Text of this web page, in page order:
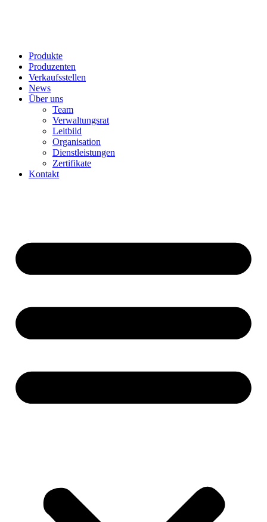
Produkte
Produzenten
Verkaufsstellen
News
Über uns
Team
Verwaltungsrat
Leitbild
Organisation
Dienstleistungen
Zertifikate
Kontakt